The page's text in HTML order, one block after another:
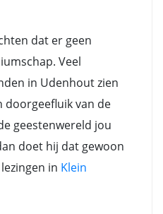
dat er geen
Veel
in Udenhout zien
doorgeefluik van de
geestenwereld jou
doet hij dat gewoon
in Klein